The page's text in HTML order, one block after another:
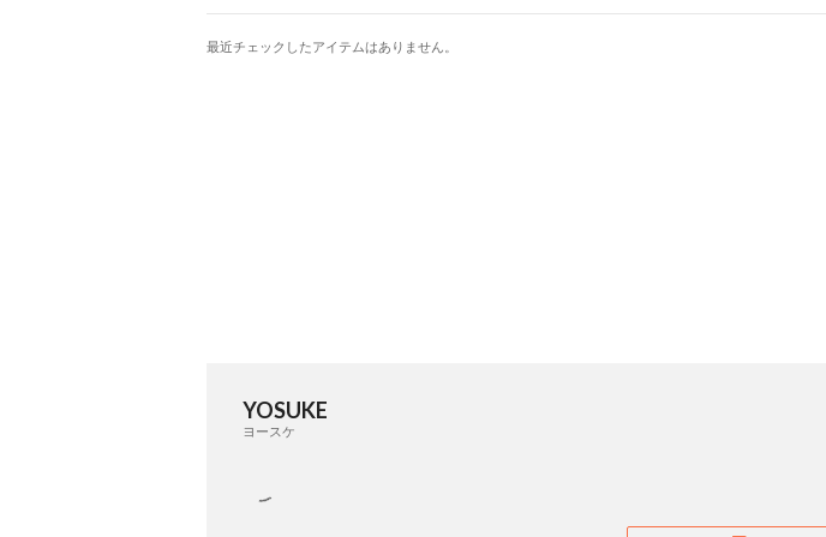
最近チェックしたアイテムはありません。
YOSUKE
ヨースケ